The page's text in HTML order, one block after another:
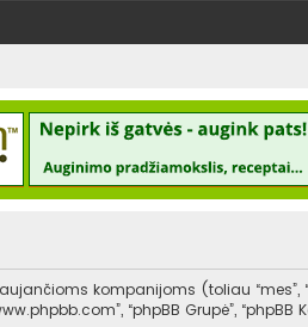
kompanijoms (toliau “mes”,
“phpBB Grupė”,